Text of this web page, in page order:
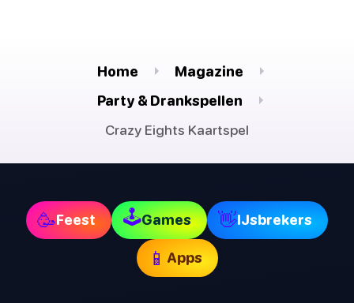
Home
Magazine
Party & Drankspellen
Crazy Eights Kaartspel
🥳Feest 🕹Games 👋IJsbrekers
📱 Apps